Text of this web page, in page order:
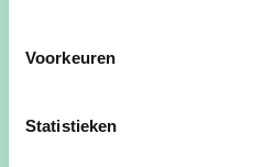
Voorkeuren
Statistieken
E-mailadres